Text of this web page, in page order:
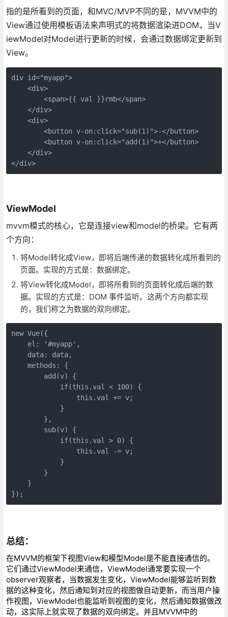
指的是所看到的页面，和MVC/MVP不同的是，MVVM中的
View通过使用模板语法来声明式的将数据渲染进DOM，当V
iewModel对Model进行更新的时候，会通过数据绑定更新到
View。
div id="myapp">
    <div>
        <span>{{ val }}rmb</span>
    </div>
    <div>
        <button v-on:click="sub(1)">-</button>
        <button v-on:click="add(1)">+</button>
    </div>
</div>
ViewModel
mvvm模式的核心，它是连接view和model的桥梁。它有两
个方向：
将Model转化成View，即将后端传递的数据转化成所看到的
页面。实现的方式是：数据绑定。
将View转化成Model，即将所看到的页面转化成后端的数
据。实现的方式是：DOM 事件监听。这两个方向都实现
的，我们称之为数据的双向绑定。
new Vue({
    el: '#myapp',
    data: data,
    methods: {
        add(v) {
            if(this.val < 100) {
                this.val += v;
            }
        },
        sub(v) {
            if(this.val > 0) {
                this.val -= v;
            }
        }
    }
});
总结：
在MVVM的框架下视图View和模型Model是不能直接通信的。
它们通过ViewModel来通信，ViewModel通常要实现一个
observer观察者，当数据发生变化，ViewModel能够监听到数
据的这种变化，然后通知到对应的视图做自动更新，而当用户操
作视图，ViewModel也能监听到视图的变化，然后通知数据做改
动，这实际上就实现了数据的双向绑定。并且MVVM中的